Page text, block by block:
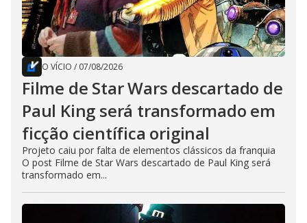
O VÍCIO / 07/08/2026
Filme de Star Wars descartado de
Paul King será transformado em
ficção científica original
Projeto caiu por falta de elementos clássicos da franquia
O post Filme de Star Wars descartado de Paul King será
transformado em...